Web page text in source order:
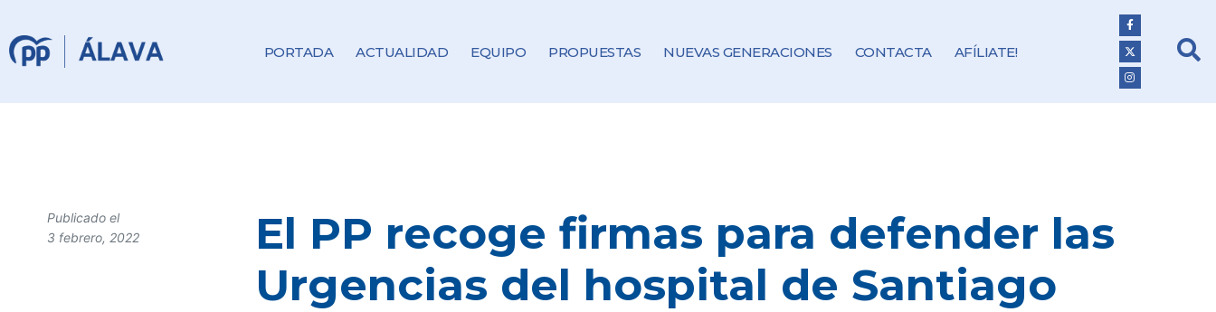
PORTADA ACTUALIDAD EQUIPO PROPUESTAS NUEVAS GENERACIONES CONTACTA AFÍLIATE!
Publicado el
3 febrero, 2022
El PP recoge firmas para defender las
Urgencias del hospital de Santiago